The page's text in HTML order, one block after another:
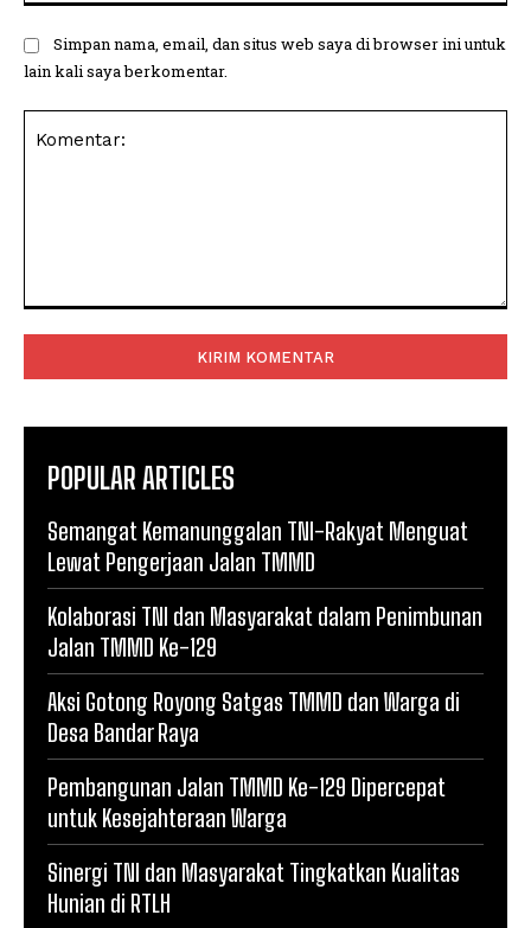
Simpan nama, email, dan situs web saya di browser ini untuk
lain kali saya berkomentar.
POPULAR ARTICLES
Semangat Kemanunggalan TNI-Rakyat Menguat
Lewat Pengerjaan Jalan TMMD
Kolaborasi TNI dan Masyarakat dalam Penimbunan
Jalan TMMD Ke-129
Aksi Gotong Royong Satgas TMMD dan Warga di
Desa Bandar Raya
Pembangunan Jalan TMMD Ke-129 Dipercepat
untuk Kesejahteraan Warga
Sinergi TNI dan Masyarakat Tingkatkan Kualitas
Hunian di RTLH